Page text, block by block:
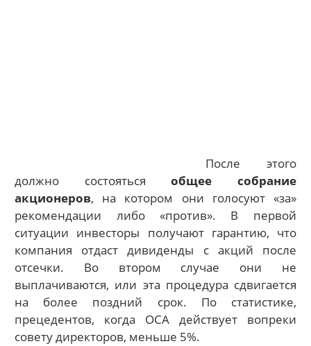
После этого
должно состоятьсяобщее собрание
акционеров, на котором они голосуют «за»
рекомендации либо «против». В первой
ситуации инвесторы получают гарантию, что
компания отдаст дивиденды с акций после
отсечки. Во втором случае они не
выплачиваются, или эта процедура сдвигается
на более поздний срок. По статистике,
прецедентов, когда ОСА действует вопреки
совету директоров, меньше 5%.